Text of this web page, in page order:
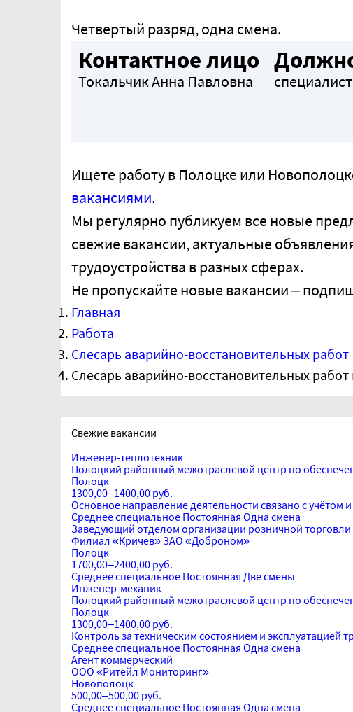
Четвертый разряд, одна смена.
Контактное лицо
Токальчик Анна Павловна
Ищете работу в Полоцке или
вакансиями.
Мы регулярно публикуем все новые
свежие вакансии, актуальные
трудоустройства в разных сферах.
Не пропускайте новые вакансии –
Главная
Работа
Слесарь аварийно-восстановительных работ
Слесарь аварийно-восстановительных
Свежие вакансии
Инженер-теплотехник
Полоцкий районный межотраслевой центр по
Полоцк
1300,00–1400,00 руб.
Основное направление деятельности связано с учётом
Среднее специальное Постоянная Одна смена
Заведующий отделом организации розничной торговли
Филиал «Кричев» ЗАО «Доброном»
Полоцк
1700,00–2400,00 руб.
Среднее специальное Постоянная Две смены
Инженер-механик
Полоцкий районный межотраслевой центр по
Полоцк
1300,00–1400,00 руб.
Контроль за техническим состоянием и эксплуатацией
Среднее специальное Постоянная Одна смена
Агент коммерческий
ООО «Ритейл Мониторинг»
Новополоцк
500,00–500,00 руб.
Среднее специальное Постоянная Одна смена